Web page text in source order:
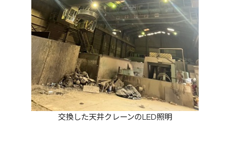
交換した天井クレーンのLED照明